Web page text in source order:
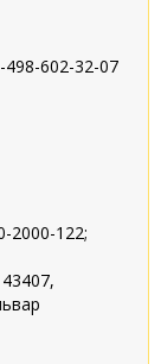
498-602-32-07
2000-122;